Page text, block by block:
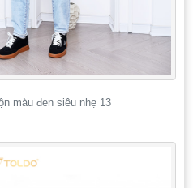
màu đen siêu nhẹ 13